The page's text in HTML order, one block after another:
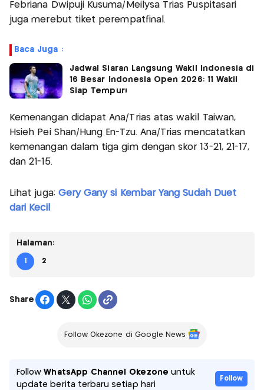
Febriana Dwipuji Kusuma/Meilysa Trias Puspitasari
juga merebut tiket perempatfinal.
Baca Juga :
Jadwal Siaran Langsung Wakil Indonesia di
16 Besar Indonesia Open 2026: 11 Wakil
Siap Tempur!
Kemenangan didapat Ana/Trias atas wakil Taiwan,
Hsieh Pei Shan/Hung En-Tzu. Ana/Trias mencatatkan
kemenangan dalam tiga gim dengan skor 13-21, 21-17,
dan 21-15.
Lihat juga: Gery Gany si Kembar Yang Sudah Duet
dari Kecil
Halaman:
1 2
Share
Follow Okezone di Google News
FollowWhatsApp Channel Okezone untuk
update berita terbaru setiap hari
Follow